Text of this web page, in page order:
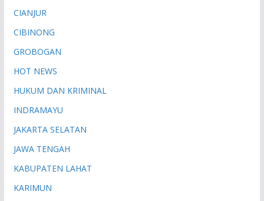
CIANJUR
CIBINONG
GROBOGAN
HOT NEWS
HUKUM DAN KRIMINAL
INDRAMAYU
JAKARTA SELATAN
JAWA TENGAH
KABUPATEN LAHAT
KARIMUN